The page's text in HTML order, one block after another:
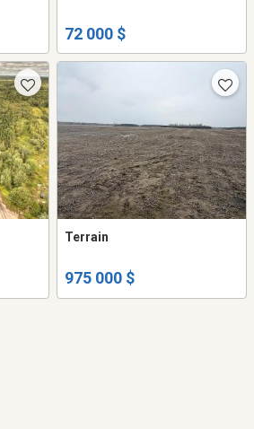
72 000 $
Terrain
975 000 $